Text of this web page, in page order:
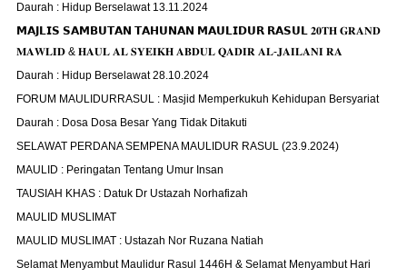
Daurah : Hidup Berselawat 13.11.2024
𝗠𝗔𝗝𝗟𝗜𝗦 𝗦𝗔𝗠𝗕𝗨𝗧𝗔𝗡 𝗧𝗔𝗛𝗨𝗡𝗔𝗡 𝗠𝗔𝗨𝗟𝗜𝗗𝗨𝗥 𝗥𝗔𝗦𝗨𝗟 𝟐𝟎𝐓𝐇 𝐆𝐑𝐀𝐍𝐃
𝐌𝐀𝐖𝐋𝐈𝐃 & 𝐇𝐀𝐔𝐋 𝐀𝐋 𝐒𝐘𝐄𝐈𝐊𝐇 𝐀𝐁𝐃𝐔𝐋 𝐐𝐀𝐃𝐈𝐑 𝐀𝐋-𝐉𝐀𝐈𝐋𝐀𝐍𝐈 𝐑𝐀
Daurah : Hidup Berselawat 28.10.2024
FORUM MAULIDURRASUL : Masjid Memperkukuh Kehidupan Bersyariat
Daurah : Dosa Dosa Besar Yang Tidak Ditakuti
SELAWAT PERDANA SEMPENA MAULIDUR RASUL (23.9.2024)
MAULID : Peringatan Tentang Umur Insan
TAUSIAH KHAS : Datuk Dr Ustazah Norhafizah
MAULID MUSLIMAT
MAULID MUSLIMAT : Ustazah Nor Ruzana Natiah
Selamat Menyambut Maulidur Rasul 1446H & Selamat Menyambut Hari